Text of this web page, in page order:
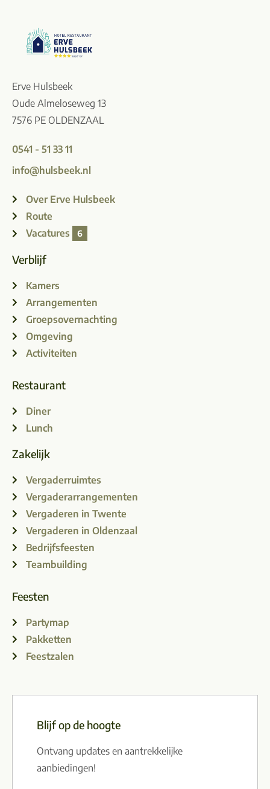
Erve Hulsbeek
Oude Almeloseweg 13
7576 PE OLDENZAAL
0541 - 51 33 11
info@hulsbeek.nl
Over Erve Hulsbeek
Route
Vacatures
6
Verblijf
Kamers
Arrangementen
Groepsovernachting
Omgeving
Activiteiten
Restaurant
Diner
Lunch
Zakelijk
Vergaderruimtes
Vergaderarrangementen
Vergaderen in Twente
Vergaderen in Oldenzaal
Bedrijfsfeesten
Teambuilding
Feesten
Partymap
Pakketten
Feestzalen
Blijf op de hoogte
Ontvang updates en aantrekkelijke
aanbiedingen!